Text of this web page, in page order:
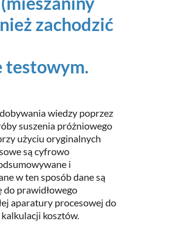
zachodzić
testowym.
wiedzy poprzez
suszenia próżniowego
użyciu oryginalnych
są cyfrowo
i
w ten sposób dane są
do prawidłowego
aparatury procesowej do
kosztów.